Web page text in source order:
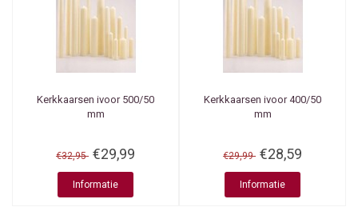
Kerkkaarsen ivoor 500/50
mm
€32,95 €29,99
Informatie
Kerkkaarsen ivoor 400/50
mm
€29,99 €28,59
Informatie